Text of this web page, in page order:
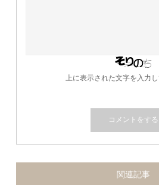
上に表示された文字を入力し
関連記事